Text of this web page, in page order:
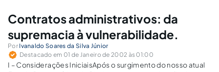
Contratos administrativos: da
supremacia à vulnerabilidade.
Por Ivanaldo Soares da Silva Júnior
Destacado em 01 de Janeiro de 2002 às 01:00
I – Considerações IniciaisApós o surgimento do nosso atual